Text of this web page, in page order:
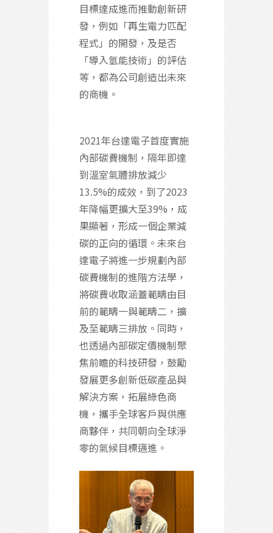
目標達成進而推動創新研
發，例如「再生電力匹配
程式」的開發，及是否
「導入氫能技術」的評估
等，都為公司創造出未來
的商機。
2021年台達電子首度實施
內部碳費機制，隔年即達
到溫室氣體排放減少
13.5%的成效，到了2023
年降幅更擴大至39%，成
果顯著，形成一個企業減
碳的正向的循環。未來台
達電子將進一步規劃內部
碳費機制的進階方法學，
將碳費收取涵蓋範疇由目
前的範疇一與範疇二，擴
及至範疇三排放。同時，
也透過內部碳定價機制聚
焦前瞻的科技研發，鼓勵
發展更多創新低碳產品與
解決方案，拓展綠色商
機，攜手全球客戶與供應
商夥伴，共同朝向全球淨
零的氣候目標邁進。